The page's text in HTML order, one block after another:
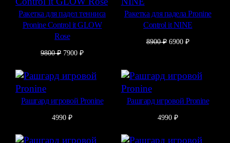
Ракетка для падел тенниса
Pronine Control it GLOW
Rose
9800₽ Первоначальная
составляла
9800 ₽.
7900₽Текущая
7900 ₽.
Ракетка для падела Pronine
Control it NINE
8900₽ Первоначальная
6900 ₽Текущая
Рашгард игровой Pronine
4990₽
Рашгард игровой Pronine
4990 ₽